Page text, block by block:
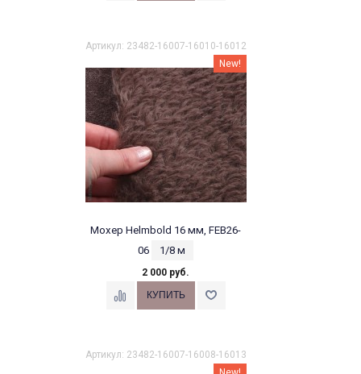
Артикул: 23482-16007-16010-16012
New!
Мохер Helmbold 16 мм, FEB26-
06
1/8 м
2 000 руб.
Артикул: 23482-16007-16008-16013